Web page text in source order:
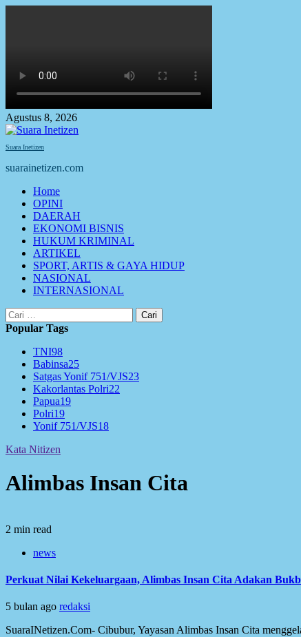
Agustus 8, 2026
Suara Inetizen
suarainetizen.com
Primary
Menu
Home
OPINI
DAERAH
EKONOMI BISNIS
HUKUM KRIMINAL
ARTIKEL
SPORT, ARTIS & GAYA HIDUP
NASIONAL
INTERNASIONAL
Cari
untuk:
Popular Tags
TNI98
Babinsa25
Satgas Yonif 751/VJS23
Kakorlantas Polri22
Papua19
Polri19
Yonif 751/VJS18
Kata Nitizen
Alimbas Insan Cita
2 min read
news
Perkuat Nilai Kekeluargaan, Alimbas Insan Cita Adakan
5 bulan ago redaksi
SuaraINetizen.Com- Cibubur, Yayasan Alimbas Insan Cita